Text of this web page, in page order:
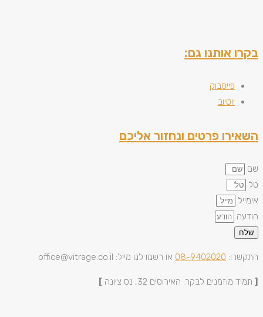
בקרו אותנו גם:
פייסבוק
יוטיוב
השאירו פרטים ונחזור אליכם
שם
טל
אימייל
הודעה
שלח
התקשרו: 08-9402020 או רשמו לנו מייל: office@vitrage.co.il
[ תמיד מוזמנים לבקר: האירוסים 32, נס ציונה ]